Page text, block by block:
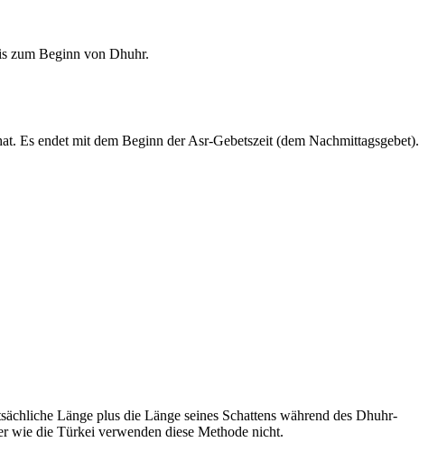
zum Beginn von Dhuhr.
Es endet mit dem Beginn der Asr-Gebetszeit (dem Nachmittagsgebet).
Länge plus die Länge seines Schattens während des Dhuhr-
wie die Türkei verwenden diese Methode nicht.